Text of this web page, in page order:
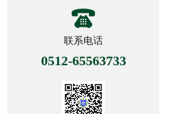
联系电话
0512-65563733